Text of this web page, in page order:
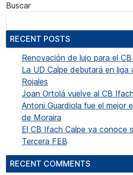
Buscar
RECENT POSTS
Renovación de lujo para el
La UD Calpe debutará en liga
Rojales
Joan Ortolá vuelve al CB
Antoni Guardiola fue el mejor
de Moraira
El CB Ifach Calpe ya conoce
Tercera FEB
RECENT COMMENTS